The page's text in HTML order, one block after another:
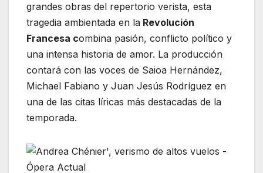
grandes obras del repertorio verista, esta
tragedia ambientada en la Revolución
Francesa combina pasión, conflicto político y
una intensa historia de amor. La producción
contará con las voces de Saioa Hernández,
Michael Fabiano y Juan Jesús Rodríguez en
una de las citas líricas más destacadas de la
temporada.